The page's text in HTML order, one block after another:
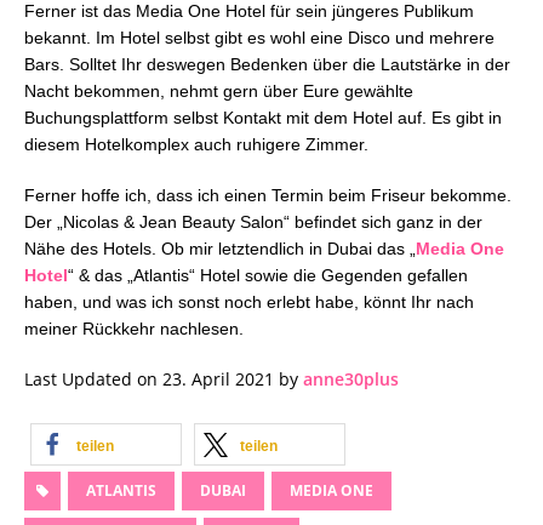
Ferner ist das Media One Hotel für sein jüngeres Publikum
bekannt. Im Hotel selbst gibt es wohl eine Disco und mehrere
Bars. Solltet Ihr deswegen Bedenken über die Lautstärke in der
Nacht bekommen, nehmt gern über Eure gewählte
Buchungsplattform selbst Kontakt mit dem Hotel auf. Es gibt in
diesem Hotelkomplex auch ruhigere Zimmer.
Ferner hoffe ich, dass ich einen Termin beim Friseur bekomme.
Der „Nicolas & Jean Beauty Salon“ befindet sich ganz in der
Nähe des Hotels. Ob mir letztendlich in Dubai das „ Media One
Hotel“ & das „Atlantis“ Hotel sowie die Gegenden gefallen
haben, und was ich sonst noch erlebt habe, könnt Ihr nach
meiner Rückkehr nachlesen.
Last Updated on 23. April 2021 by anne30plus
teilen teilen
ATLANTIS DUBAI MEDIA ONE